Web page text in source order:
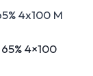
4×100